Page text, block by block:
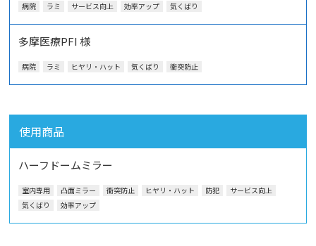
病院 ラミ サービス向上 効率アップ 気くばり
多摩医療PFI 様
病院 ラミ ヒヤリ・ハット 気くばり 衝突防止
使用商品
ハーフドームミラー
室内専用 凸面ミラー 衝突防止 ヒヤリ・ハット 防犯
サービス向上
気くばり
効率アップ